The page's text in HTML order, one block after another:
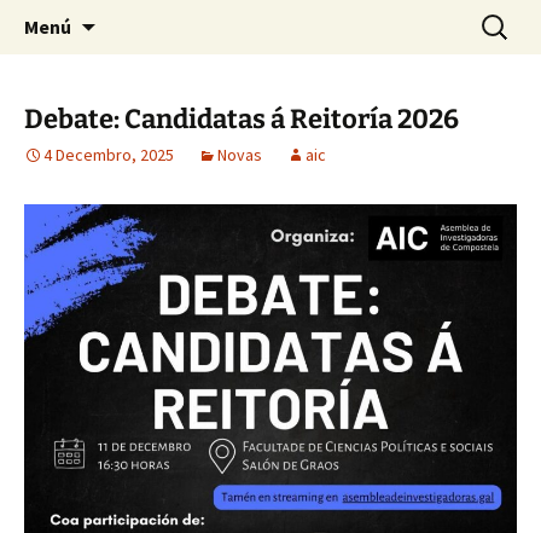
Asemblea de Investigadoras
de Compostela
Menú Buscar:
Debate: Candidatas á Reitoría 2026
4 Decembro, 2025 Novas aic